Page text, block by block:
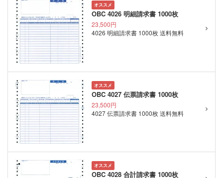
オススメ
OBC 4026 明細請求書 1000枚
23,500円
4026 明細請求書 1000枚 送料無料
オススメ
OBC 4027 伝票請求書 1000枚
23,500円
4027 伝票請求書 1000枚 送料無料
オススメ
OBC 4028 合計請求書 1000枚